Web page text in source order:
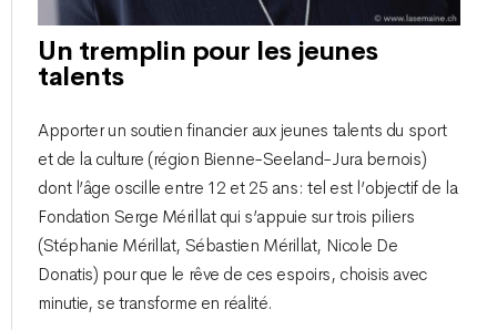
Un tremplin pour les jeunes
talents
Apporter un soutien financier aux jeunes talents du sport
et de la culture (région Bienne-Seeland-Jura bernois)
dont l’âge oscille entre 12 et 25 ans : tel est l’objectif de la
Fondation Serge Mérillat qui s’appuie sur trois piliers
(Stéphanie Mérillat, Sébastien Mérillat, Nicole De
Donatis) pour que le rêve de ces espoirs, choisis avec
minutie, se transforme en réalité.